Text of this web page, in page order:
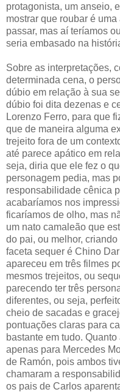
protagonista, um anseio,
mostrar que roubar é
passar, mas aí teríamos
seria embasado na
Sobre as interpretações,
determinada cena, o
dúbio em relação à sua
dúbio foi dita dezenas e
Lorenzo Ferro, para que
que de maneira alguma
trejeito fora de um
até parece apático em
seja, diria que ele fez o
personagem pedia, mas
responsabilidade cênica
acabaríamos nos
ficaríamos de olho, mas
um nato camaleão que
do pai, ou melhor,
faceta sequer é Chino
apareceu em três filmes
mesmos trejeitos, ou
parecendo ter três
diferentes, ou seja,
cheio de sacadas e
pontuações claras para
bastante em tudo.
apenas para Mercedes
de Ramón, pois ambos
chamaram a
os pais de Carlos